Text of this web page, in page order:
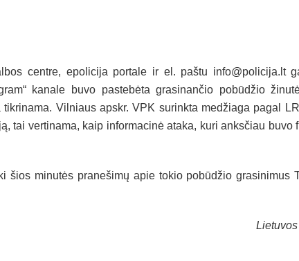
centre, epolicija portale ir el. paštu info@policija.lt
kanale buvo pastebėta grasinančio pobūdžio
tikrinama. Vilniaus apskr. VPK surinkta medžiaga pagal
tai vertinama, kaip informacinė ataka, kuri anksčiau buvo
šios minutės pranešimų apie tokio pobūdžio grasinimus